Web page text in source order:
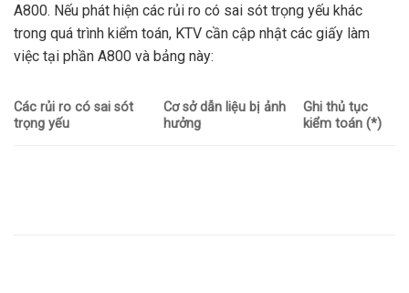
A800. Nếu phát hiện các rủi ro có sai sót trọng yếu khác
trong quá trình kiểm toán, KTV cần cập nhật các giấy làm
việc tại phần A800 và bảng này:
Các rủi ro có sai sót
trọng yếu
Cơ sở dẫn liệu bị ảnh
hưởng
Ghi thủ tục
kiểm toán (*)